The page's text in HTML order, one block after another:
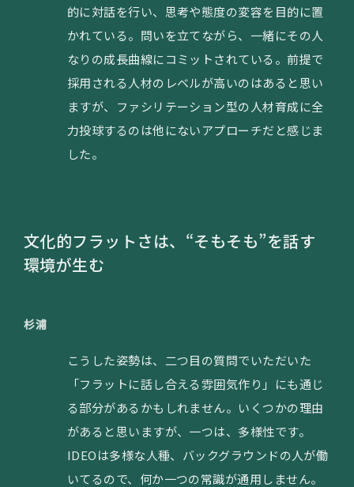
的に対話を行い、思考や態度の変容を目的に置
かれている。問いを立てながら、一緒にその人
なりの成長曲線にコミットされている。前提で
採用される人材のレベルが高いのはあると思い
ますが、ファシリテーション型の人材育成に全
力投球するのは他にないアプローチだと感じま
した。
文化的フラットさは、“そもそも”を話す
環境が生む
杉浦
こうした姿勢は、二つ目の質問でいただいた
「フラットに話し合える雰囲気作り」にも通じ
る部分があるかもしれません。いくつかの理由
があると思いますが、一つは、多様性です。
IDEOは多様な人種、バックグラウンドの人が働
いてるので、何か一つの常識が通用しません。